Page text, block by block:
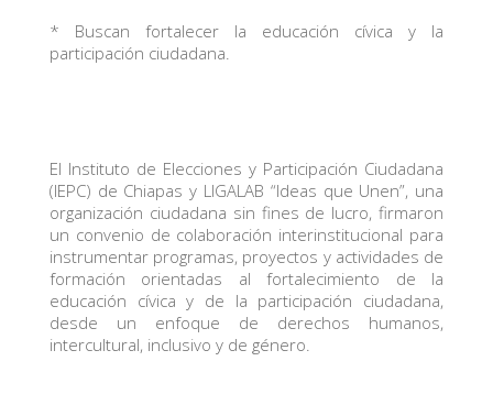
* Buscan fortalecer la educación cívica y la
participación ciudadana.
El Instituto de Elecciones y Participación Ciudadana
(IEPC) de Chiapas y LIGALAB “Ideas que Unen”, una
organización ciudadana sin fines de lucro, firmaron
un convenio de colaboración interinstitucional para
instrumentar programas, proyectos y actividades de
formación orientadas al fortalecimiento de la
educación cívica y de la participación ciudadana,
desde un enfoque de derechos humanos,
intercultural, inclusivo y de género.